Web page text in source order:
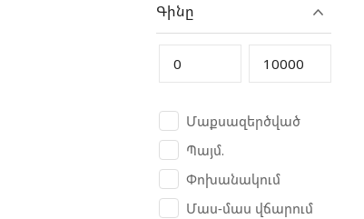
Chrysler
Cube
CycleWolf
D-Kal
Dacia
Գինը
Մաքսազերծված
Պայմ.
Փոխանակում
Մաս-մաս վճարում